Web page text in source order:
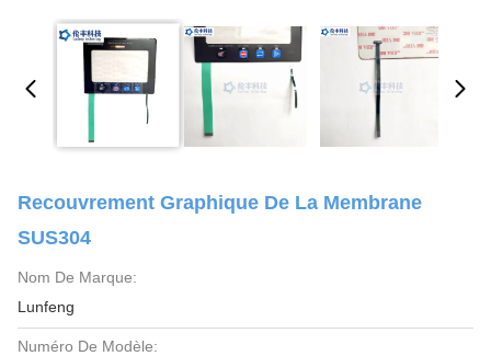
Recouvrement Graphique De La Membrane
SUS304
Nom De Marque:
Lunfeng
Numéro De Modèle: